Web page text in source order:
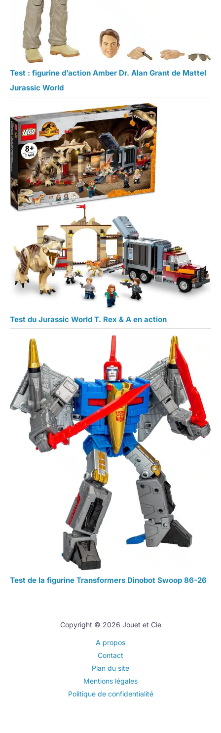
Test : figurine d’action Amber Dr. Alan Grant de Mattel
Jurassic World
Test du Jurassic World T. Rex & A en action
Test de la figurine Transformers Dinobot Swoop 86-26
Copyright © 2026 Jouet et Cie
A propos
Contact
Plan du site
Mentions légales
Politique de confidentialité